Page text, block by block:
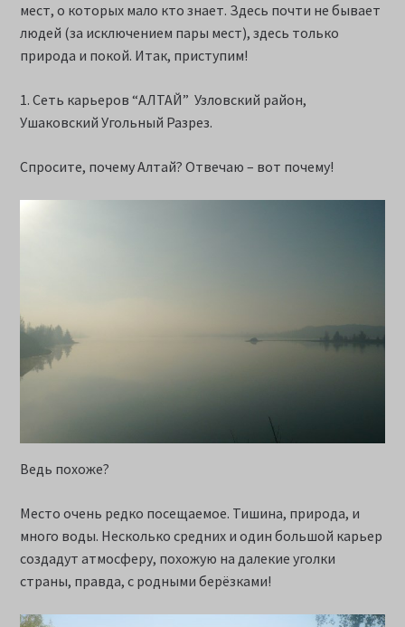
мест, о которых мало кто знает. Здесь почти не бывает
людей (за исключением пары мест), здесь только
природа и покой. Итак, приступим!
1. Сеть карьеров “АЛТАЙ” Узловский район,
Ушаковский Угольный Разрез.
Спросите, почему Алтай? Отвечаю – вот почему!
Ведь похоже?
Место очень редко посещаемое. Тишина, природа, и
много воды. Несколько средних и один большой карьер
создадут атмосферу, похожую на далекие уголки
страны, правда, с родными берёзками!